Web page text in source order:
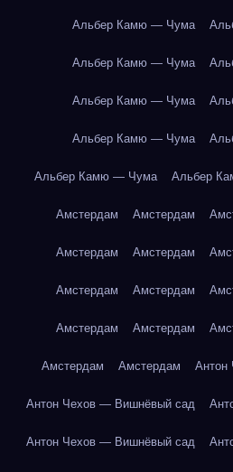
Альбер Камю — Чума
Альбер Камю — Чума
Альбер Камю — Чума
Альбер Камю — Чума
Альбер Камю — Чума Альбер
Амстердам Амстердам
Амстердам Амстердам
Амстердам Амстердам
Амстердам Амстердам
Амстердам Амстердам Антон
Антон Чехов — Вишнёвый сад
Антон Чехов — Вишнёвый сад